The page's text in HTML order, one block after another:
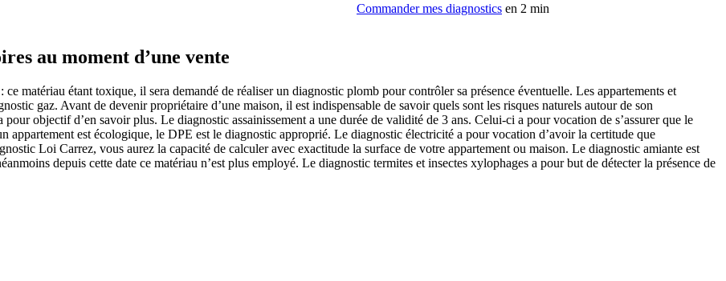
Commander mes diagnostics en 2 min
au moment d’une vente
matériau étant toxique, il sera demandé de réaliser un diagnostic plomb pour contrôler sa présence éventuelle. Les appartements et
gaz. Avant de devenir propriétaire d’une maison, il est indispensable de savoir quels sont les risques naturels autour de son
objectif d’en savoir plus. Le diagnostic assainissement a une durée de validité de 3 ans. Celui-ci a pour vocation de s’assurer que le
appartement est écologique, le DPE est le diagnostic approprié. Le diagnostic électricité a pour vocation d’avoir la certitude que
Loi Carrez, vous aurez la capacité de calculer avec exactitude la surface de votre appartement ou maison. Le diagnostic amiante est
depuis cette date ce matériau n’est plus employé. Le diagnostic termites et insectes xylophages a pour but de détecter la présence de